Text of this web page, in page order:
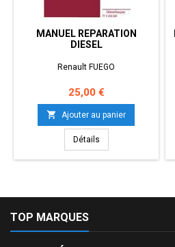
MANUEL REPARATION
DIESEL
Renault FUEGO
Prix
25,00 €
 Ajouter au panier
Détails
TOP MARQUES